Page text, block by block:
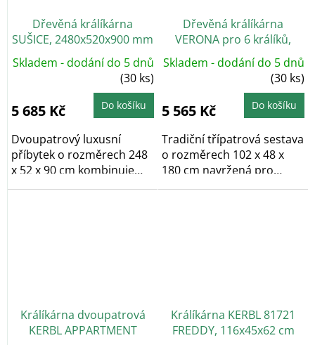
Dřevěná králíkárna
SUŠICE, 2480x520x900 mm
Skladem - dodání do 5 dnů
(30 ks)
5 685 Kč Do košíku
Dvoupatrový luxusní
příbytek o rozměrech 248
x 52 x 90 cm kombinuje
útulný domeček se...
Dřevěná králíkárna
VERONA pro 6 králíků,
1020x480x1800 mm
Skladem - dodání do 5 dnů
(30 ks)
5 565 Kč Do košíku
Tradiční třípatrová sestava
o rozměrech 102 x 48 x
180 cm navržená pro
přehledný a...
Králíkárna dvoupatrová
KERBL APPARTMENT
Králíkárna KERBL 81721
FREDDY, 116x45x62 cm